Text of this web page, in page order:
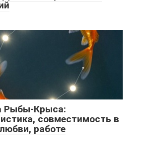
Рыбы-Крыса:
совместимость в
работе